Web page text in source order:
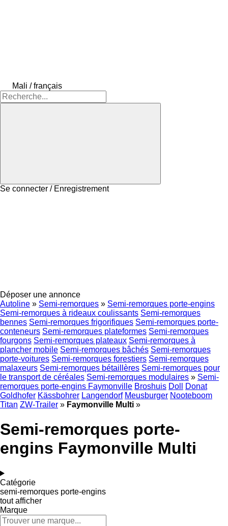
Mali / français
Se connecter / Enregistrement
Déposer une annonce
Autoline » Semi-remorques » Semi-remorques porte-engins
Semi-remorques à rideaux coulissants Semi-remorques
bennes Semi-remorques frigorifiques Semi-remorques porte-
conteneurs Semi-remorques plateformes Semi-remorques
fourgons Semi-remorques plateaux Semi-remorques à
plancher mobile Semi-remorques bâchés Semi-remorques
porte-voitures Semi-remorques forestiers Semi-remorques
malaxeurs Semi-remorques bétaillères Semi-remorques pour
le transport de céréales Semi-remorques modulaires » Semi-
remorques porte-engins Faymonville Broshuis Doll
Donat
Goldhofer Kässbohrer Langendorf Meusburger Nooteboom
Titan ZW-Trailer » Faymonville Multi »
Semi-remorques porte-
engins Faymonville Multi
Catégorie
semi-remorques porte-engins
tout afficher
Marque